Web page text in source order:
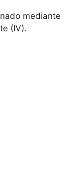
mediante
(IV).